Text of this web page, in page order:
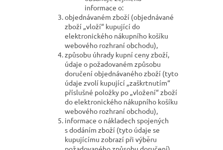
informace o:
objednávaném zboží (objednávané
zboží „vloží“ kupující do
elektronického nákupního košíku
webového rozhraní obchodu),
způsobu úhrady kupní ceny zboží,
údaje o požadovaném způsobu
doručení objednávaného zboží (tyto
údaje zvolí kupující „zaškrtnutím“
příslušné položky po „vložení“ zboží
do elektronického nákupního košíku
webového rozhraní obchodu),
informace o nákladech spojených
s dodáním zboží (tyto údaje se
kupujícímu zobrazí při výběru